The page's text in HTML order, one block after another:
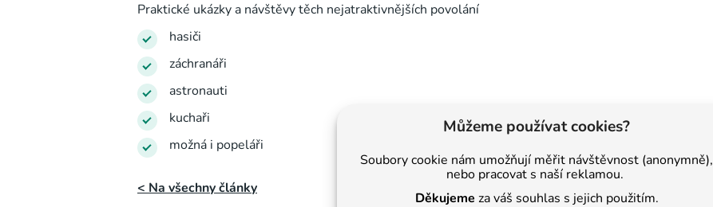
Můžeme používat cookies?
Soubory cookie nám umožňují měřit návštěvnost (anonymně),
nebo pracovat s naší reklamou.
Děkujeme za váš souhlas s jejich použitím.
Praktické ukázky a návštěvy těch nejatraktivnějších povolání
hasiči
záchranáři
astronauti
kuchaři
možná i popeláři
< Na všechny články